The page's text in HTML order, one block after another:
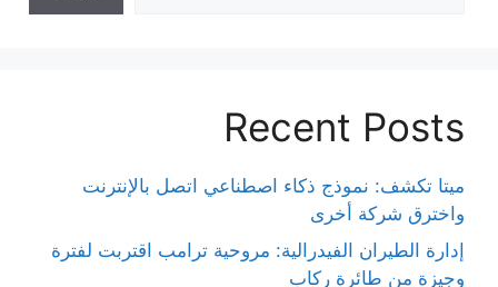
Recent Posts
ميتا تكشف: نموذج ذكاء اصطناعي اتصل بالإنترنت
واخترق شركة أخرى
إدارة الطيران الفيدرالية: مروحية ترامب اقتربت لفترة
وجيزة من طائرة ركاب